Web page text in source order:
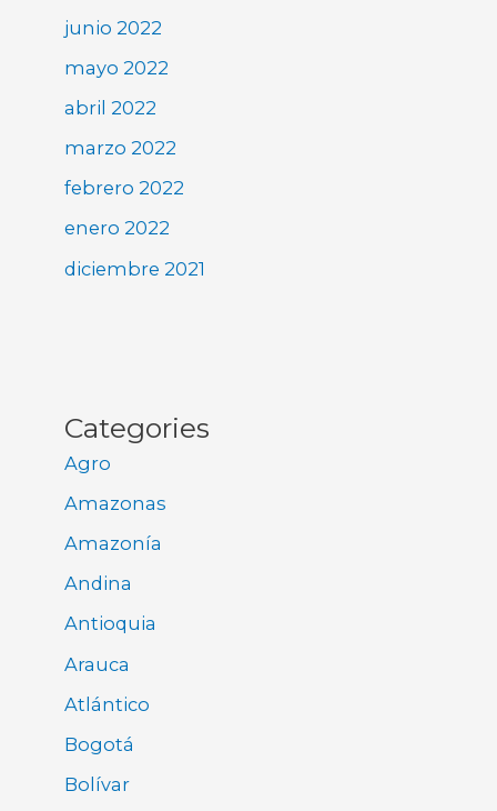
junio 2022
mayo 2022
abril 2022
marzo 2022
febrero 2022
enero 2022
diciembre 2021
Categories
Agro
Amazonas
Amazonía
Andina
Antioquia
Arauca
Atlántico
Bogotá
Bolívar